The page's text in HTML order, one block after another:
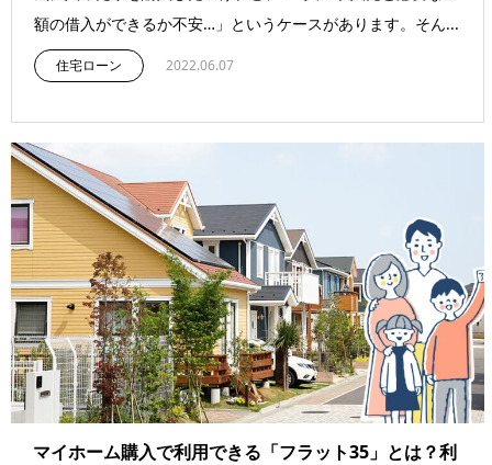
額の借入ができるか不安…」というケースがあります。そん...
住宅ローン 2022.06.07
マイホーム購入で利用できる「フラット35」とは？利